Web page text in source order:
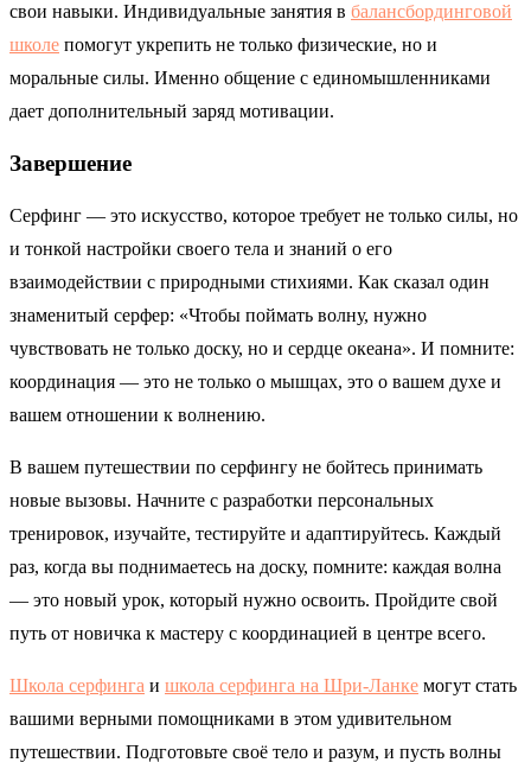
свои навыки. Индивидуальные занятия в балансбординговой
школе помогут укрепить не только физические, но и
моральные силы. Именно общение с единомышленниками
дает дополнительный заряд мотивации.
Завершение
Серфинг — это искусство, которое требует не только силы, но
и тонкой настройки своего тела и знаний о его
взаимодействии с природными стихиями. Как сказал один
знаменитый серфер: «Чтобы поймать волну, нужно
чувствовать не только доску, но и сердце океана». И помните:
координация — это не только о мышцах, это о вашем духе и
вашем отношении к волнению.
В вашем путешествии по серфингу не бойтесь принимать
новые вызовы. Начните с разработки персональных
тренировок, изучайте, тестируйте и адаптируйтесь. Каждый
раз, когда вы поднимаетесь на доску, помните: каждая волна
— это новый урок, который нужно освоить. Пройдите свой
путь от новичка к мастеру с координацией в центре всего.
Школа серфинга и школа серфинга на Шри-Ланке могут стать
вашими верными помощниками в этом удивительном
путешествии. Подготовьте своё тело и разум, и пусть волны